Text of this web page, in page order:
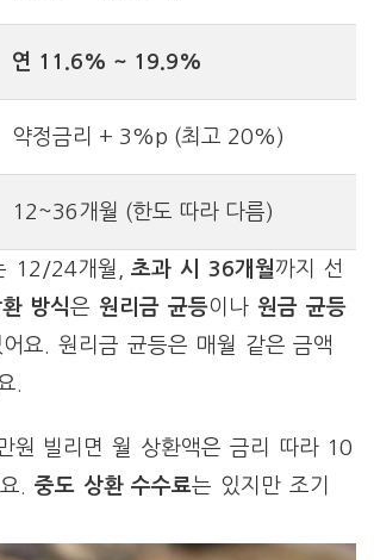
연 11.6% ~ 19.9%
약정금리 + 3%p (최고 20%)
12~36개월 (한도 따라 다름)
12/24개월,초과 시 36개월까지 선
환 방식은원리금 균등이나 원금 균등
요. 원리금 균등은 매월 같은 금액
.
원 빌리면 월 상환액은 금리 따라 10
. 중도 상환 수수료는 있지만 조기